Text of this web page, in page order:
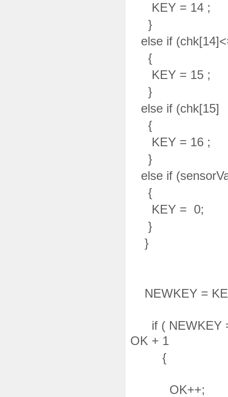
KEY = 14 ;
}
else if
{
KEY = 15 ;
}
else if (chk[15]
{
KEY = 16 ;
}
else if
{
KEY = 0;
}
}
NEWKEY =
if ( NEWKEY
OK + 1